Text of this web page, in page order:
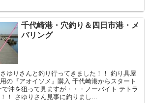
千代崎港・穴釣り＆四日市港・メ
バリング
ゆりさんと釣り行ってきました！！ 釣り具屋
の『アオイソメ』購入 千代崎港からスタート
沖を狙って見ますが・・・ノーバイト テトラ
！ さゆりさん見事に釣りまし...